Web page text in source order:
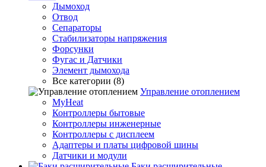
Дымоход
Отвод
Сепараторы
Стабилизаторы напряжения
Форсунки
Фугас и Датчики
Элемент дымохода
Все категории (8)
Управление отоплением
MyHeat
Контроллеры бытовые
Контроллеры инженерные
Контроллеры с дисплеем
Адаптеры и платы цифровой шины
Датчики и модули